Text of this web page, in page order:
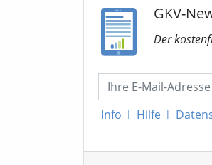
GKV-
Der
Info | Hilfe |